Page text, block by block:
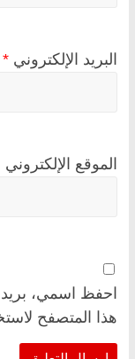
البريد الإلكتروني *
الموقع الإلكتروني
احفظ اسمي،
هذا المتصفح